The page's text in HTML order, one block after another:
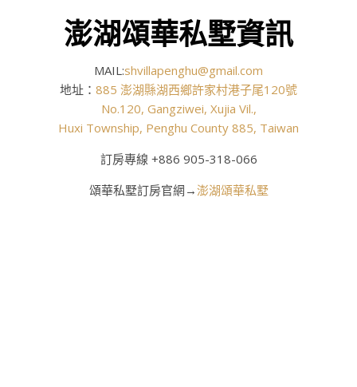
澎湖頌華私墅資訊
MAIL:shvillapenghu@gmail.com
地址： 885 澎湖縣湖西鄉許家村港子尾120號
No.120, Gangziwei, Xujia Vil.,
Huxi Township, Penghu County 885, Taiwan
訂房專線 +886 905-318-066
頌華私墅訂房官網→澎湖頌華私墅